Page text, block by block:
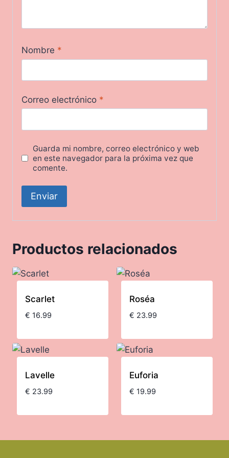
Nombre *
Correo electrónico *
Guarda mi nombre, correo electrónico y web
en este navegador para la próxima vez que
comente.
Productos relacionados
Scarlet
€ 16.99
Roséa
€ 23.99
Lavelle
€ 23.99
Euforia
€ 19.99